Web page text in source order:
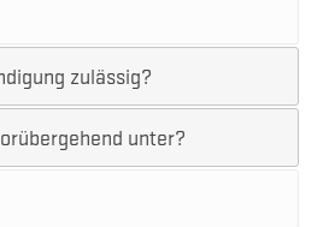
zulässig?
unter?